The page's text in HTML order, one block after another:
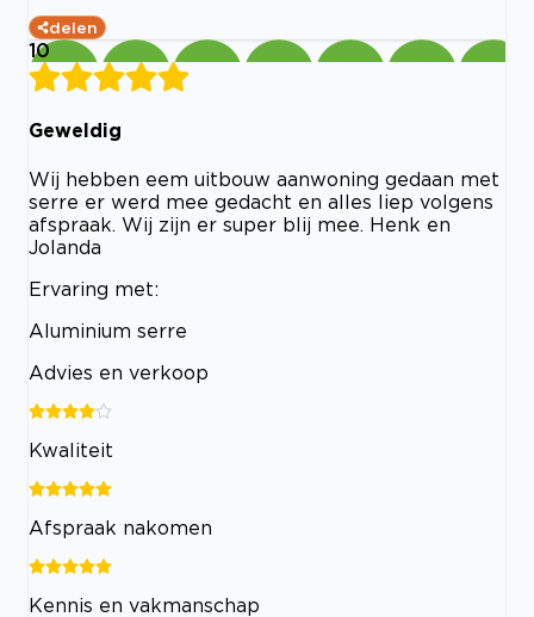
delen
10
Geweldig
Wij hebben eem uitbouw aanwoning gedaan met
serre er werd mee gedacht en alles liep volgens
afspraak. Wij zijn er super blij mee. Henk en
Jolanda
Ervaring met:
Aluminium serre
Advies en verkoop
Kwaliteit
Afspraak nakomen
Kennis en vakmanschap